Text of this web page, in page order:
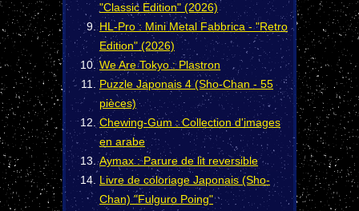
"Classic Edition" (2026)
HL-Pro : Mini Metal Fabbrica - "Retro
Edition" (2026)
We Are Tokyo : Plastron
Puzzle Japonais 4 (Sho-Chan - 55
pièces)
Chewing-Gum : Collection d'images
en arabe
Aymax : Parure de lit reversible
Livre de coloriage Japonais (Sho-
Chan) "Fulguro Poing"